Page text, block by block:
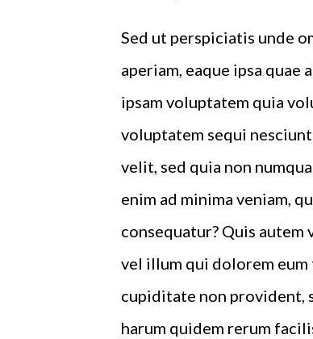
Sed ut perspiciatis unde
aperiam, eaque ipsa
ipsam voluptatem quia
voluptatem sequi
velit, sed quia non
enim ad minima veniam,
consequatur? Quis
vel illum qui dolorem
cupiditate non provident,
harum quidem rerum